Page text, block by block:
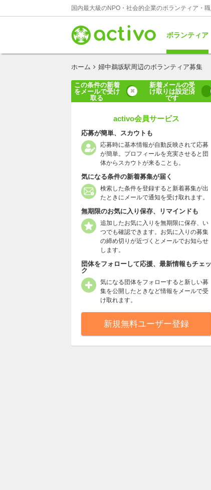
国内最大級のNPO・社会的企業のボランティア・
ボランティア
ホーム 婦中鵜坂駅周辺のボランティア募集
この条件の新着
をメールで受け
取る
新着メールの受
け取りは設定済
です
activo会員サービス
応募が簡単、スカウトも
応募時に基本情報が自動反映されて応募
が簡単。プロフィールを充実させると団
体からスカウトが来ることも。
気になる条件の新着募集が届く
検索した条件を登録すると新着募集が出
たときにメールで通知を受け取れます。
無期限のお気に入り保存、リマインドも
追加したお気に入りを無期限に保存、い
つでも確認できます。お気に入りの募集
の締め切りが近づくとメールでお知らせ
します。
団体をフォローして応援、最新情報もチェッ
ク
気になる団体をフォローすると新しい募
集を公開したときなど情報をメールで受
け取れます。
新規無料ユーザー登録